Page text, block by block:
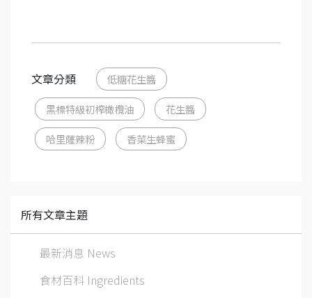
文章分類 低糖花生醬
黑標特級初榨橄欖油 花生醬
哈里薩辣粉 香菜生蜂蜜
所有文章主題
最新消息 News
食材百科 Ingredients